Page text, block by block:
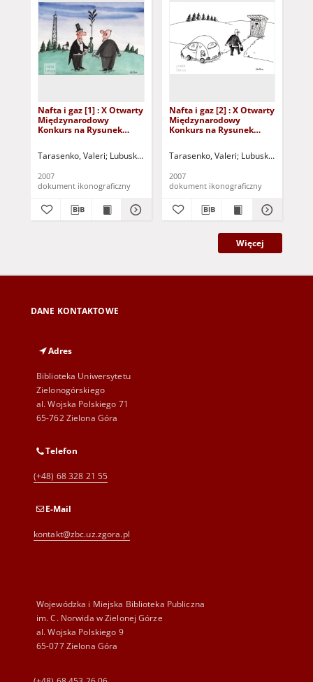
Nafta i gaz [1] : X Otwarty
Międzynarodowy
Konkurs na Rysunek
Tarasenko, Valeri Lubuskie Stowarzyszenie Miłośników Działań
2007
dokument ikonograficzny
Nafta i gaz [2] : X Otwarty
Międzynarodowy
Konkurs na Rysunek
Tarasenko, Valeri Lubuskie
2007
dokument ikonograficzny
Więcej
DANE KONTAKTOWE
Adres
Biblioteka Uniwersytetu
Zielonogórskiego
al. Wojska Polskiego 71
65-762 Zielona Góra
Telefon
(+48) 68 328 21 55
E-Mail
kontakt@zbc.uz.zgora.pl
Wojewódzka i Miejska Biblioteka Publiczna
im. C. Norwida w Zielonej Górze
al. Wojska Polskiego 9
65-077 Zielona Góra